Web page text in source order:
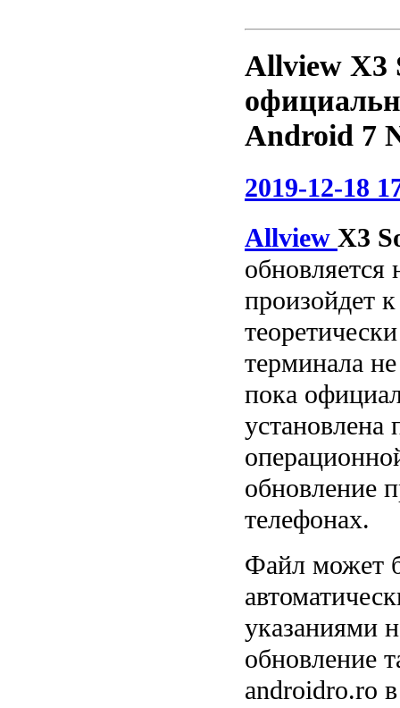
Allview X3
Android 7
2019-12-18
Allview X3
произойдет к
терминала
пока
установлена
обновление
телефонах.
Файл может
указаниями
обновление
androidro.ro